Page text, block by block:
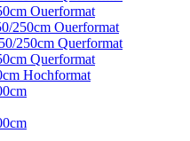
Ouerformat
250cm Ouerformat
250cm Querformat
Querformat
Hochformat